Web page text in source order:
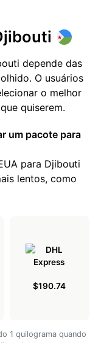
depende das
O usuários
o melhor
quiserem.
um pacote para
para Djibouti
lentos, como
$190.74
1 quilograma quando